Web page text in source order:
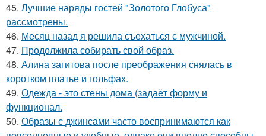
45. Лучшие наряды гостей "Золотого Глобуса"
рассмотрены.
46. Месяц назад я решила съехаться с мужчиной.
47. Продолжила собирать свой образ.
48. Алина загитова после преображения снялась в
коротком платье и гольфах.
49. Одежда - это стены дома (задаёт форму и
функционал.
50. Образы с джинсами часто воспринимаются как